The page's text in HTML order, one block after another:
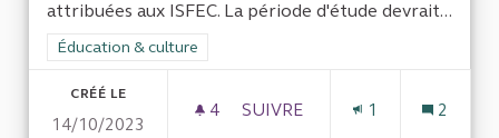
attribuées aux ISFEC. La période d'étude devrait...
Filtrer les résultats de la catégorie : Éducation & culture
Éducation & culture
CRÉÉ LE
14/10/2023
4 4 ABONNÉS
SUIVRE
1 2